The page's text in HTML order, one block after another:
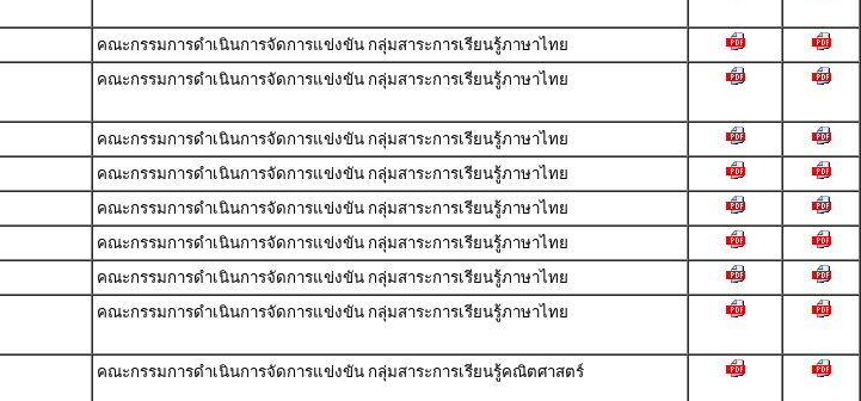
คณะกรรมการดำเนินการจัดการแข่งขัน กลุ่มสาระการเรียนรู้ภาษาไทย
คณะกรรมการดำเนินการจัดการแข่งขัน กลุ่มสาระการเรียนรู้ภาษาไทย
คณะกรรมการดำเนินการจัดการแข่งขัน กลุ่มสาระการเรียนรู้ภาษาไทย
คณะกรรมการดำเนินการจัดการแข่งขัน กลุ่มสาระการเรียนรู้ภาษาไทย
คณะกรรมการดำเนินการจัดการแข่งขัน กลุ่มสาระการเรียนรู้ภาษาไทย
คณะกรรมการดำเนินการจัดการแข่งขัน กลุ่มสาระการเรียนรู้ภาษาไทย
คณะกรรมการดำเนินการจัดการแข่งขัน กลุ่มสาระการเรียนรู้ภาษาไทย
คณะกรรมการดำเนินการจัดการแข่งขัน กลุ่มสาระการเรียนรู้ภาษาไทย
คณะกรรมการดำเนินการจัดการแข่งขัน กลุ่มสาระการเรียนรู้คณิตศาสตร์